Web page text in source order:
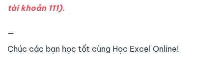
tài khoản 111).
—
Chúc các bạn học tốt cùng Học Excel Online!